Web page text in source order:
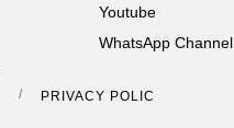
Youtube
WhatsApp Channel
PRIVACY POLICY